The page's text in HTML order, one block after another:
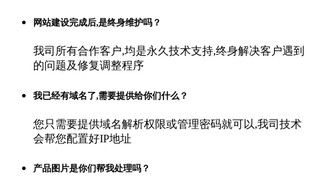
网站建设完成后,是终身维护吗？
我司所有合作客户,均是永久技术支持,终身解决客户遇到
的问题及修复调整程序
我已经有域名了,需要提供给你们什么？
您只需要提供域名解析权限或管理密码就可以,我司技术
会帮您配置好IP地址
产品图片是你们帮我处理吗？